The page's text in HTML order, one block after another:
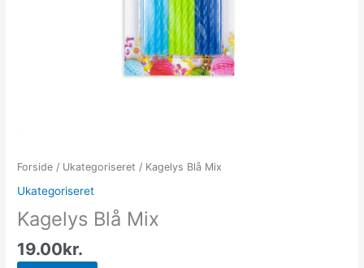
Forside / Ukategoriseret / Kagelys Blå Mix
Ukategoriseret
Kagelys Blå Mix
19.00kr.